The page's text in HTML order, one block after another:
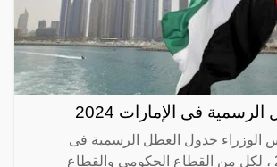
فى الإمارات 2024
الوزراء جدول العطل الرسمية فى
الإمارات 2024 ، لكل من القطاع الحكومي والقطاع